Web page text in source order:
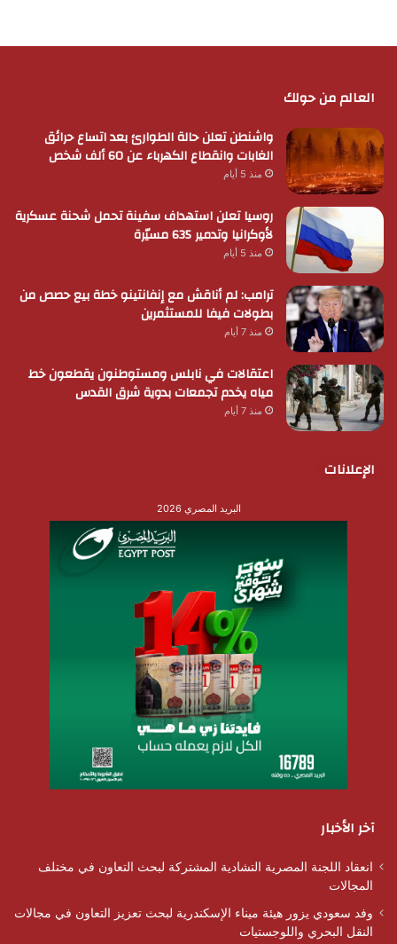
العالم من حولك
واشنطن تعلن حالة الطوارئ بعد اتساع حرائق
الغابات وانقطاع الكهرباء عن 60 ألف شخص
منذ 5 أيام
روسيا تعلن استهداف سفينة تحمل شحنة عسكرية
لأوكرانيا وتدمير 635 مسيّرة
منذ 5 أيام
ترامب: لم أناقش مع إنفانتينو خطة بيع حصص من
بطولات فيفا للمستثمرين
منذ 7 أيام
اعتقالات في نابلس ومستوطنون يقطعون خط
مياه يخدم تجمعات بدوية شرق القدس
منذ 7 أيام
الإعلانات
البريد المصري 2026
آخر الأخبار
انعقاد اللجنة المصرية التشادية المشتركة لبحث التعاون في مختلف
المجالات
وفد سعودي يزور هيئة ميناء الإسكندرية لبحث تعزيز التعاون في مجالات
النقل البحري واللوجستيات